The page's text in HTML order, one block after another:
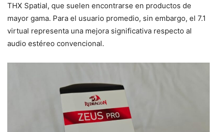
THX Spatial, que suelen encontrarse en productos de
mayor gama. Para el usuario promedio, sin embargo, el 7.1
virtual representa una mejora significativa respecto al
audio estéreo convencional.